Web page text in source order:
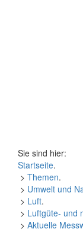
Sie sind hier:
Startseite.
> Themen.
> Umwelt und
> Luft.
> Luftgüte- und
> Aktuelle